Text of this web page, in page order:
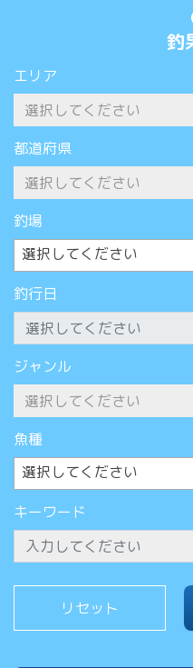
釣
エリア
都道府県
釣場
選択してください
釣行日
ジャンル
魚種
選択してください
キーワード